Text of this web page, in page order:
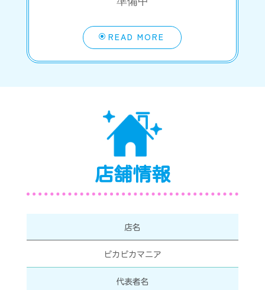
READ MORE
店舗情報
店名
ピカピカマニア
代表者名